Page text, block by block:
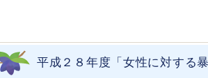
平成２８年度「女性に対する